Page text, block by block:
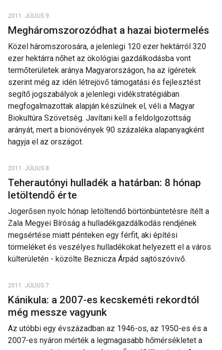
2011. JÚLIUS 9.
Megháromszorozódhat a hazai biotermelés
Közel háromszorosára, a jelenlegi 120 ezer hektárról 320
ezer hektárra nőhet az ökológiai gazdálkodásba vont
termőterületek aránya Magyarországon, ha az ígéretek
szerint még az idén létrejövő támogatási és fejlesztést
segítő jogszabályok a jelenlegi vidékstratégiában
megfogalmazottak alapján készülnek el, véli a Magyar
Biokultúra Szövetség. Javítani kell a feldolgozottság
arányát, mert a bionövények 90 százaléka alapanyagként
hagyja el az országot.
2011. JÚLIUS 8.
Teherautónyi hulladék a határban: 8 hónap
letöltendő érte
Jogerősen nyolc hónap letöltendő börtönbüntetésre ítélt a
Zala Megyei Bíróság a hulladékgazdálkodás rendjének
megsértése miatt pénteken egy férfit, aki építési
törmeléket és veszélyes hulladékokat helyezett el a város
külterületén - közölte Beznicza Árpád sajtószóvivő.
2011. JÚLIUS 7.
Kánikula: a 2007-es kecskeméti rekordtól
még messze vagyunk
Az utóbbi egy évszázadban az 1946-os, az 1950-es és a
2007-es nyáron mérték a legmagasabb hőmérsékletet a